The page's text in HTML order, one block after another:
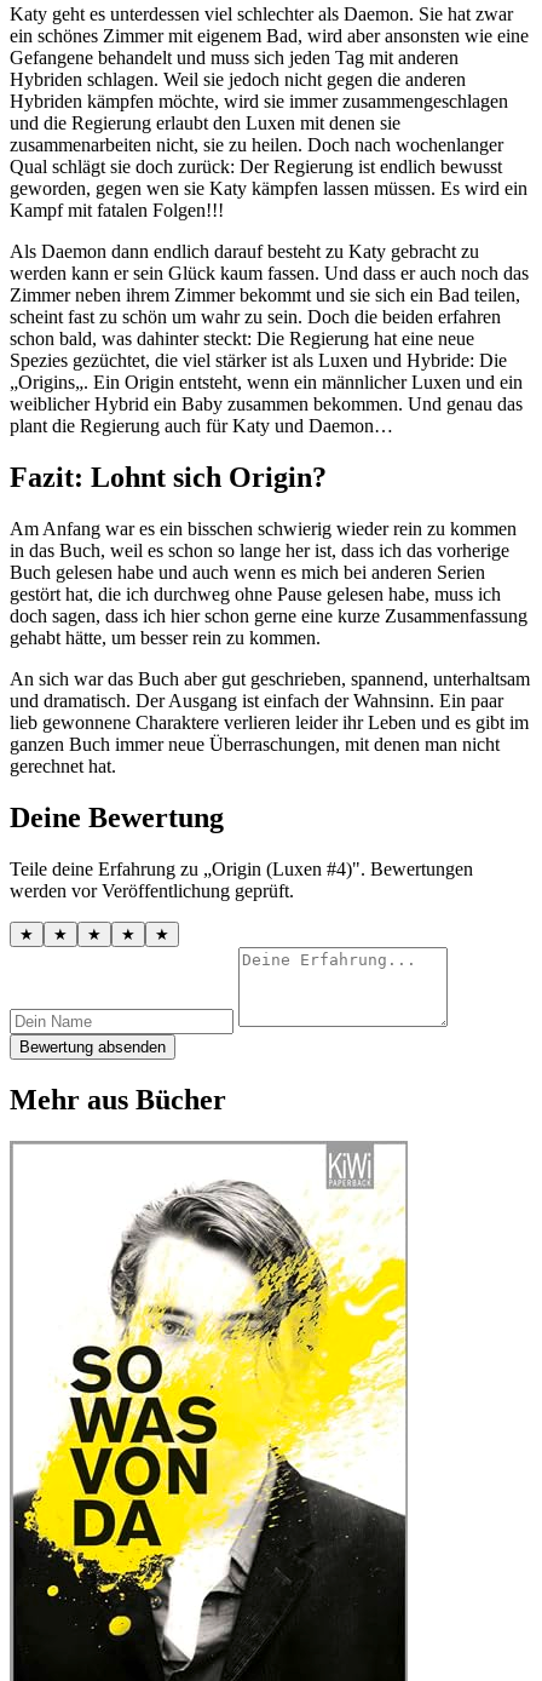
Katy geht es unterdessen viel schlechter als Daemon. Sie hat zwar
ein schönes Zimmer mit eigenem Bad, wird aber ansonsten wie eine
Gefangene behandelt und muss sich jeden Tag mit anderen
Hybriden schlagen. Weil sie jedoch nicht gegen die anderen
Hybriden kämpfen möchte, wird sie immer zusammengeschlagen
und die Regierung erlaubt den Luxen mit denen sie
zusammenarbeiten nicht, sie zu heilen. Doch nach wochenlanger
Qual schlägt sie doch zurück: Der Regierung ist endlich bewusst
geworden, gegen wen sie Katy kämpfen lassen müssen. Es wird ein
Kampf mit fatalen Folgen!!!
Als Daemon dann endlich darauf besteht zu Katy gebracht zu
werden kann er sein Glück kaum fassen. Und dass er auch noch das
Zimmer neben ihrem Zimmer bekommt und sie sich ein Bad teilen,
scheint fast zu schön um wahr zu sein. Doch die beiden erfahren
schon bald, was dahinter steckt: Die Regierung hat eine neue
Spezies gezüchtet, die viel stärker ist als Luxen und Hybride: Die
„Origins„. Ein Origin entsteht, wenn ein männlicher Luxen und ein
weiblicher Hybrid ein Baby zusammen bekommen. Und genau das
plant die Regierung auch für Katy und Daemon…
Fazit: Lohnt sich Origin?
Am Anfang war es ein bisschen schwierig wieder rein zu kommen
in das Buch, weil es schon so lange her ist, dass ich das vorherige
Buch gelesen habe und auch wenn es mich bei anderen Serien
gestört hat, die ich durchweg ohne Pause gelesen habe, muss ich
doch sagen, dass ich hier schon gerne eine kurze Zusammenfassung
gehabt hätte, um besser rein zu kommen.
An sich war das Buch aber gut geschrieben, spannend, unterhaltsam
und dramatisch. Der Ausgang ist einfach der Wahnsinn. Ein paar
lieb gewonnene Charaktere verlieren leider ihr Leben und es gibt im
ganzen Buch immer neue Überraschungen, mit denen man nicht
gerechnet hat.
Deine Bewertung
Teile deine Erfahrung zu „Origin (Luxen #4)". Bewertungen
werden vor Veröffentlichung geprüft.
★ ★ ★ ★ ★
Bewertung absenden
Mehr aus Bücher